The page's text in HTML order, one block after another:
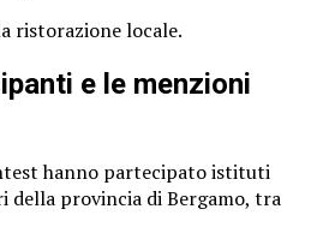
ristorazione locale.
e le menzioni
hanno partecipato istituti
della provincia di Bergamo, tra